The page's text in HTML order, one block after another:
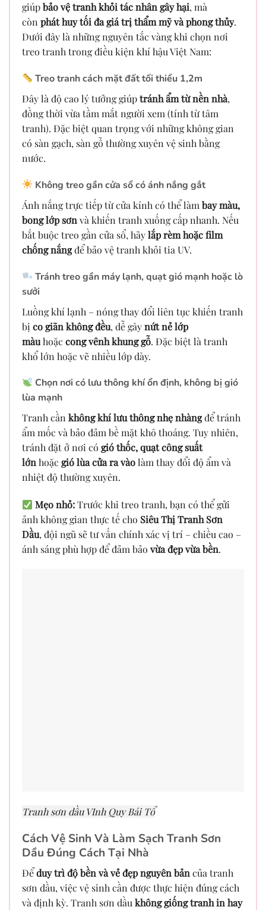
giúpbảo vệ tranh khỏi tác nhân gây hại, mà
cònphát huy tối đa giá trị thẩm mỹ và phong thủy.
Dưới đây là những nguyên tắc vàng khi chọn nơi
treo tranh trong điều kiện khí hậu Việt Nam:
Treo tranh cách mặt đất tối thiểu 1,2m
Đây là độ cao lý tưởng giúptránh ẩm từ nền nhà,
đồng thời vừa tầm mắt người xem (tính từ tâm
tranh). Đặc biệt quan trọng với những không gian
có sàn gạch, sàn gỗ thường xuyên vệ sinh bằng
nước.
Không treo gần cửa sổ có ánh nắng gắt
Ánh nắng trực tiếp từ cửa kính có thể làm bay màu,
bong lớp sơn và khiến tranh xuống cấp nhanh. Nếu
bắt buộc treo gần cửa sổ, hãylắp rèm hoặc film
chống nắngđể bảo vệ tranh khỏi tia UV.
Tránh treo gần máy lạnh, quạt gió mạnh hoặc lò
sưởi
Luồng khí lạnh – nóng thay đổi liên tục khiến tranh
bị co giãn không đều, dễ gâynứt nẻ lớp
màuhoặc cong vênh khung gỗ. Đặc biệt là tranh
khổ lớn hoặc vẽ nhiều lớp dày.
Chọn nơi có lưu thông khí ổn định, không bị gió
lùa mạnh
Tranh cầnkhông khí lưu thông nhẹ nhàngđể tránh
ẩm mốc và bảo đảm bề mặt khô thoáng. Tuy nhiên,
tránh đặt ở nơi có gió thốc, quạt công suất
lớnhoặc gió lùa cửa ra vàolàm thay đổi độ ẩm và
nhiệt độ thường xuyên.
Mẹo nhỏ:Trước khi treo tranh, bạn có thể gửi
ảnh không gian thực tế cho Siêu Thị Tranh Sơn
Dầu, đội ngũ sẽ tư vấn chính xác vị trí – chiều cao –
ánh sáng phù hợp để đảm bảo vừa đẹp vừa bền.
Tranh sơn dầu VInh Quy Bái Tổ
Cách Vệ Sinh Và Làm Sạch Tranh Sơn
Dầu Đúng Cách Tại Nhà
Đểduy trì độ bền và vẻ đẹp nguyên bảncủa tranh
sơn dầu, việc vệ sinh cần được thực hiện đúng cách
và định kỳ. Tranh sơn dầukhông giống tranh in hay